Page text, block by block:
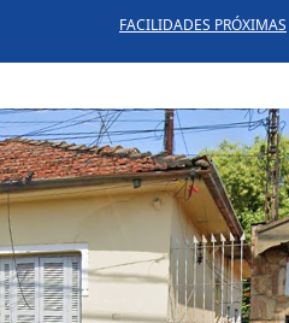
FACILIDADES PRÓXIMAS